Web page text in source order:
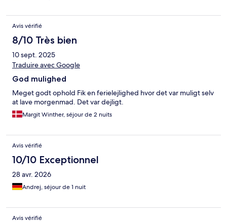
Avis vérifié
8/10 Très bien
10 sept. 2025
Traduire avec Google
God mulighed
Meget godt ophold Fik en ferielejlighed hvor det var muligt selv
at lave morgenmad. Det var dejligt.
Margit Winther, séjour de 2 nuits
Avis vérifié
10/10 Exceptionnel
28 avr. 2026
Andrej, séjour de 1 nuit
Avis vérifié